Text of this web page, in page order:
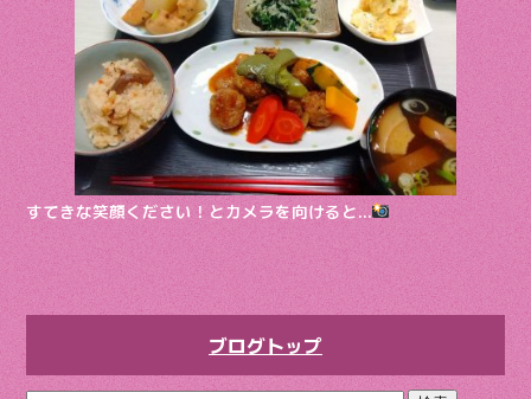
すてきな笑顔ください！とカメラを向けると…
ブログトップ